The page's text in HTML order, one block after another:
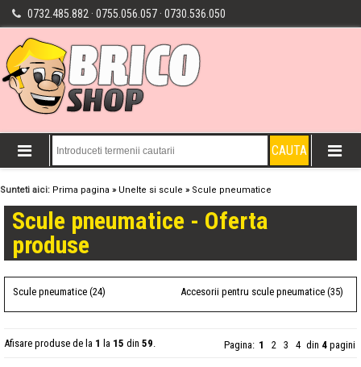
0732.485.882 · 0755.056.057 · 0730.536.050
Sunteti aici: Prima pagina » Unelte si scule » Scule pneumatice
Scule pneumatice - Oferta
produse
Scule pneumatice (24) Accesorii pentru scule pneumatice (35)
Afisare produse de la 1 la 15 din 59. Pagina: 1 2 3 4 din 4 pagini